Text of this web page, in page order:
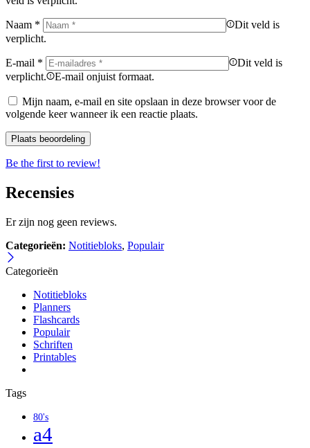
Naam *
Dit veld is
verplicht.
E-mail *
Dit veld is
verplicht.
E-mail onjuist formaat.
Mijn naam, e-mail en site opslaan in deze browser voor de
volgende keer wanneer ik een reactie plaats.
Be the first to review!
Recensies
Er zijn nog geen reviews.
Categorieën: Notitiebloks, Populair
Categorieën
Notitiebloks
Planners
Flashcards
Populair
Schriften
Printables
Tags
80's
a4